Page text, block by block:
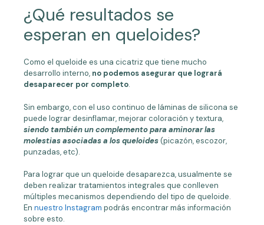
¿Qué resultados se
esperan en queloides?
Como el queloide es una cicatriz que tiene mucho
desarrollo interno, no podemos asegurar que logrará
desaparecer por completo.
Sin embargo, con el uso continuo de láminas de silicona se
puede lograr desinflamar, mejorar coloración y textura,
siendo también un complemento para aminorar las
molestias asociadas a los queloides(picazón, escozor,
punzadas, etc).
Para lograr que un queloide desaparezca, usualmente se
deben realizar tratamientos integrales que conlleven
múltiples mecanismos dependiendo del tipo de queloide.
En nuestro Instagram podrás encontrar más información
sobre esto.